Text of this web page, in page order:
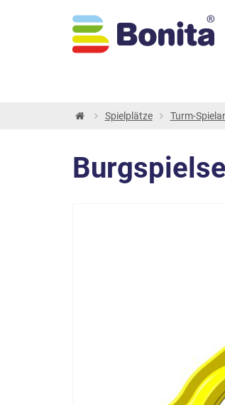
Spielplätze Turm-